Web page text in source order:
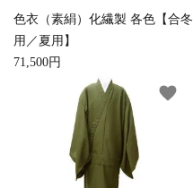
色衣（素絹）化繊製 各色【合冬
用／夏用】
71,500円
favorite